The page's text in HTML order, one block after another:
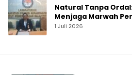
Natural Tanpa
Menjaga Marwah
1 Juli 2026